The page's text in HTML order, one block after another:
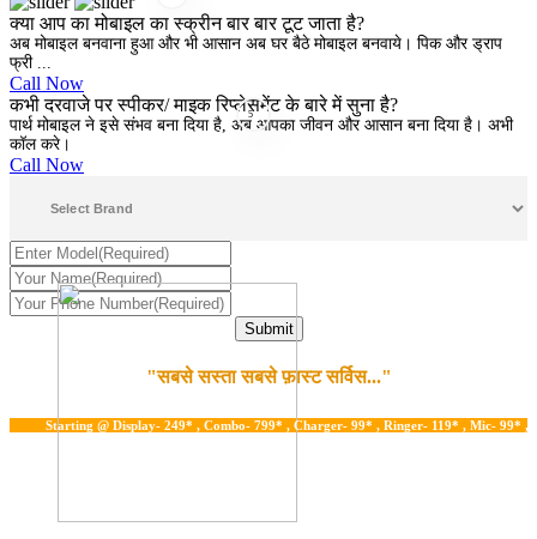
क्या आप का मोबाइल का स्क्रीन बार बार टूट जाता है?
अब मोबाइल बनवाना हुआ और भी आसान अब घर बैठे मोबाइल बनवाये। पिक और ड्राप
फ्री ...
Call Now
कभी दरवाजे पर स्पीकर/ माइक रिप्लेसमेंट के बारे में सुना है?
पार्थ मोबाइल ने इसे संभव बना दिया है, अब आपका जीवन और आसान बना दिया है। अभी
कॉल करे।
Call Now
"सबसे सस्ता सबसे फ़ास्ट सर्विस..."
Starting @ Display- 249* , Combo- 799* , Charger- 99* , Ringer- 119* , Mic- 99* , Water
5